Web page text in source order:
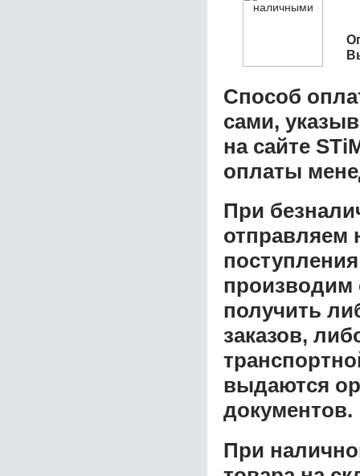
Способ
сами,
на сайте
оплаты
При
отправляем
производим
получить
заказов,
выдаются
документов.
При